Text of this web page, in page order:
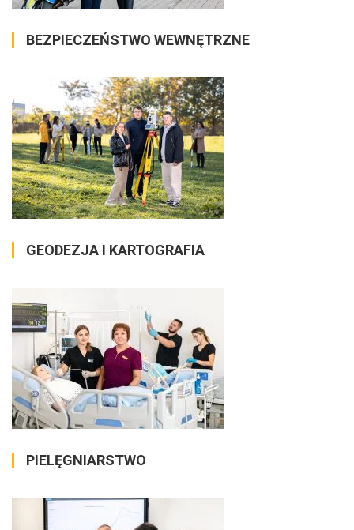
BEZPIECZEŃSTWO WEWNĘTRZNE
GEODEZJA I KARTOGRAFIA
PIELĘGNIARSTWO